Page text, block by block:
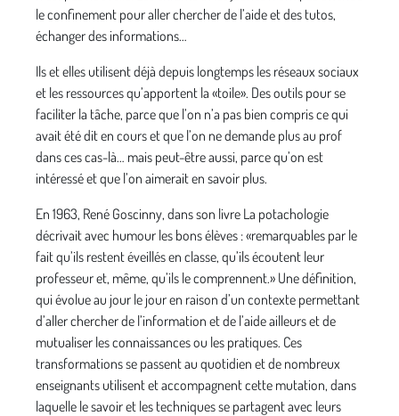
le confinement pour aller chercher de l’aide et des tutos,
échanger des informations…
Ils et elles utilisent déjà depuis longtemps les réseaux sociaux
et les ressources qu’apportent la «toile». Des outils pour se
faciliter la tâche, parce que l’on n’a pas bien compris ce qui
avait été dit en cours et que l’on ne demande plus au prof
dans ces cas-là… mais peut-être aussi, parce qu’on est
intéressé et que l’on aimerait en savoir plus.
En 1963, René Goscinny, dans son livre La potachologie
décrivait avec humour les bons élèves : «remarquables par le
fait qu’ils restent éveillés en classe, qu’ils écoutent leur
professeur et, même, qu’ils le comprennent.» Une définition,
qui évolue au jour le jour en raison d’un contexte permettant
d’aller chercher de l’information et de l’aide ailleurs et de
mutualiser les connaissances ou les pratiques. Ces
transformations se passent au quotidien et de nombreux
enseignants utilisent et accompagnent cette mutation, dans
laquelle le savoir et les techniques se partagent avec leurs